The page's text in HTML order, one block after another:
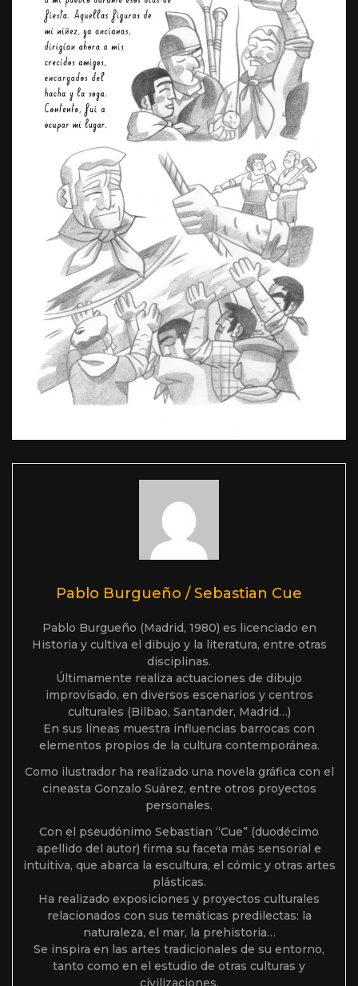
Pablo Burgueño / Sebastian Cue
Pablo Burgueño (Madrid, 1980) es licenciado en
Historia y cultiva el dibujo y la literatura, entre otras
disciplinas.
Últimamente realiza actuaciones de dibujo
improvisado, en diversos escenarios y centros
culturales (Bilbao, Santander, Madrid…)
En sus líneas muestra influencias barrocas con
elementos propios de la cultura contemporánea.
Como ilustrador ha realizado una novela gráfica con el
cineasta Gonzalo Suárez, entre otros proyectos
personales.
Con el pseudónimo Sebastian “Cue” (duodécimo
apellido del autor) firma su faceta más sensorial e
intuitiva, que abarca la escultura, el cómic y otras artes
plásticas.
Ha realizado exposiciones y proyectos culturales
relacionados con sus temáticas predilectas: la
naturaleza, el mar, la prehistoria…
Se inspira en las artes tradicionales de su entorno,
tanto como en el estudio de otras culturas y